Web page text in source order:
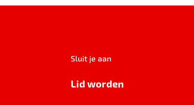
Sluit je aan
Lid worden